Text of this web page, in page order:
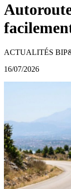
ACTUALITÉS
16/07/2026